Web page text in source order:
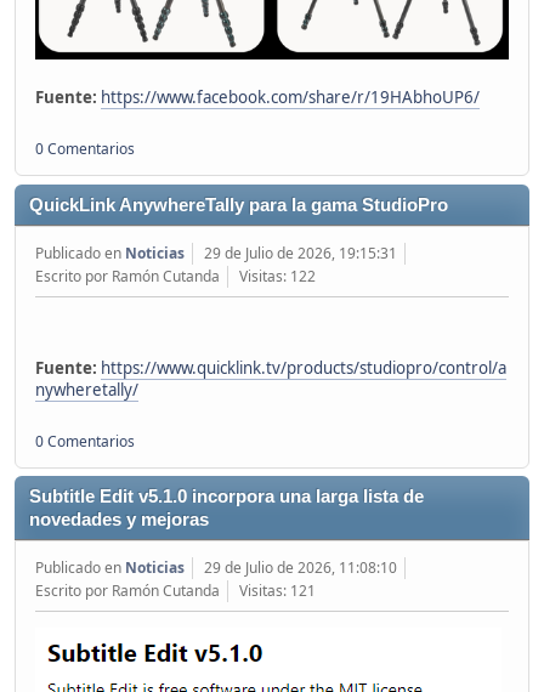
Fuente: https://www.facebook.com/share/r/19HAbhoUP6/
0 Comentarios
QuickLink AnywhereTally para la gama StudioPro
Publicado en Noticias
29 de Julio de 2026, 19:15:31
Escrito por Ramón Cutanda
Visitas: 122
Fuente: https://www.quicklink.tv/products/studiopro/control/a
nywheretally/
0 Comentarios
Subtitle Edit v5.1.0 incorpora una larga lista de
novedades y mejoras
Publicado en Noticias
29 de Julio de 2026, 11:08:10
Escrito por Ramón Cutanda
Visitas: 121